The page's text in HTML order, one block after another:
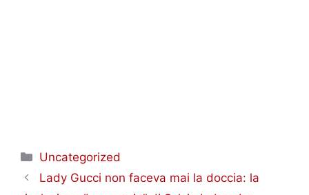
Categorie
Uncategorized
Lady Gucci non faceva mai la doccia: la